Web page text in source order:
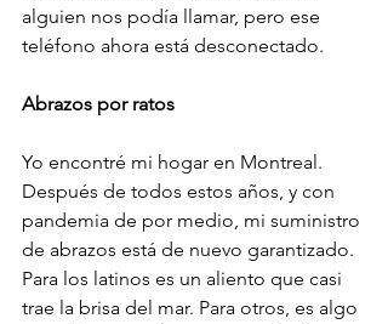
alguien nos podía llamar, pero ese
teléfono ahora está desconectado.
Abrazos por ratos
Yo encontré mi hogar en Montreal.
Después de todos estos años, y con
pandemia de por medio, mi suministro
de abrazos está de nuevo garantizado.
Para los latinos es un aliento que casi
trae la brisa del mar. Para otros, es algo